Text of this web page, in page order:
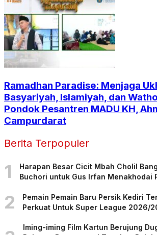
Ramadhan Paradise: Menjaga
Basyariyah, Islamiyah, dan
Pondok Pesantren MADU KH,
Campurdarat
Berita Terpopuler
1
Harapan Besar Cicit Mbah Cholil
Buchori untuk Gus Irfan Menakhodai
2
Pemain Pemain Baru Persik Kediri
Perkuat Untuk Super League 2026/
Iming-iming Film Kartun Berujung